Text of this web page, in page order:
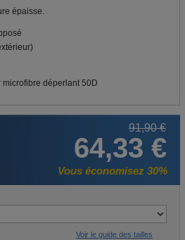
épaisse.
microfibre déperlant 50D
91,90 €
64,33 €
Vous économisez 30%
Voir le guide des tailles